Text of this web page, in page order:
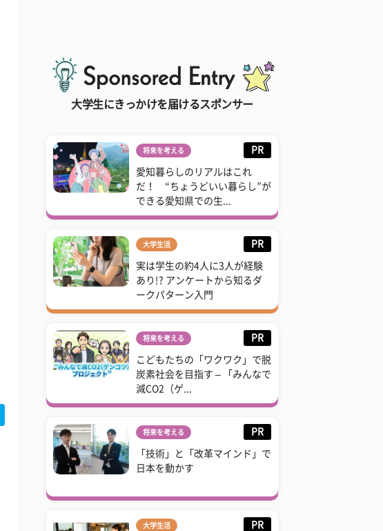
大学生にきっかけを届けるスポンサー
将来を考える PR
愛知暮らしのリアルはこれ
だ！ “ちょうどいい暮らし”が
できる愛知県での生...
大学生活 PR
実は学生の約4人に3人が経験
あり!? アンケートから知るダ
ークパターン入門
将来を考える PR
こどもたちの「ワクワク」で脱
炭素社会を目指す – 「みんなで
減CO2（ゲ...
将来を考える PR
「技術」と「改革マインド」で
日本を動かす
大学生活 PR